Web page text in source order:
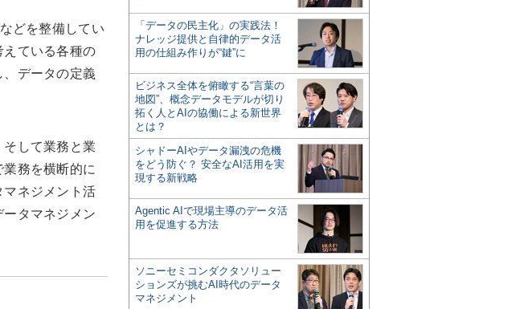
どを整備してい
えている各種の
データの定義
して業務と業
務を横断的に
ネジメント活
タマネジメン
「データの民主化」の実践法！
ナレッジ提供と自律的データ活
用の仕組み作りが“鍵”に
ビジネス全体を俯瞰する“言葉の
地図”、概念データモデルが切り
拓く人とAIの協働による新世界
とは？
シャドーAIやデータ漏洩の危機
をどう防ぐ？ 安全なAI活用を実
現する新戦略
Agentic AIで現場主導のデータ活
用を促進する方法
ソニーセミコンダクタソリュー
ションズが挑むAI時代のデータ
マネジメント